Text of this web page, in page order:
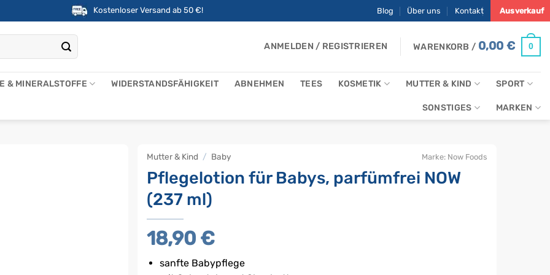
Kostenloser Versand ab 50 €! Blog Über uns Kontakt Ausverkauf
ANMELDEN / REGISTRIEREN WARENKORB / 0,00€ 0
& MINERALSTOFFE WIDERSTANDSFÄHIGKEIT ABNEHMEN TEES KOSMETIK MUTTER & KIND SPORT
SONSTIGES MARKEN
Mutter & Kind / Baby
Pflegelotion für Babys, parfümfrei NOW
(237 ml)
18,90 €
sanfte Babypflege
Marke: Now Foods